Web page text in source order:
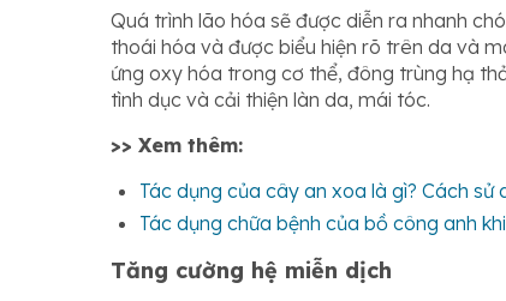
Quá trình lão hóa sẽ được diễn ra nhanh
thoái hóa và được biểu hiện rõ trên da và
ứng oxy hóa trong cơ thể, đông trùng hạ
tình dục và cải thiện làn da, mái tóc.
>> Xem thêm:
Tác dụng của cây an xoa là gì? Cách sử
Tác dụng chữa bệnh của bồ công anh
Tăng cường hệ miễn dịch